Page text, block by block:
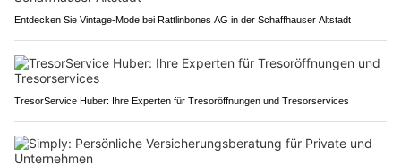
Entdecken Sie Vintage-Mode bei Rattlinbones AG in der Schaffhauser Altstadt
TresorService Huber: Ihre Experten für Tresoröffnungen und Tresorservices